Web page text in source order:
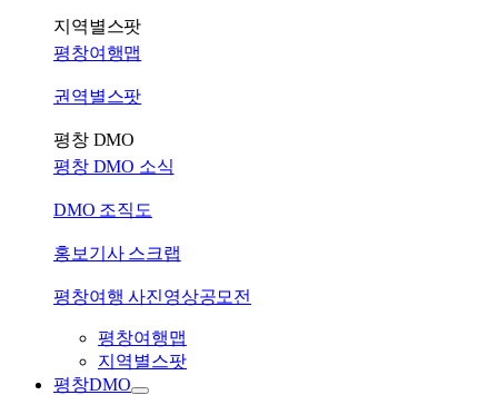
지역별스팟
평창여행맵
권역별스팟
평창 DMO
평창 DMO 소식
DMO 조직도
홍보기사 스크랩
평창여행 사진영상공모전
평창여행맵
지역별스팟
평창DMO